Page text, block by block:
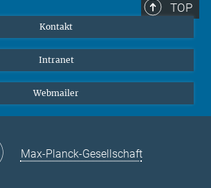
+49 6221 528-134
nielbock@...
TOP
Kontakt
Intranet
Webmailer
Max-Planck-Gesellschaft